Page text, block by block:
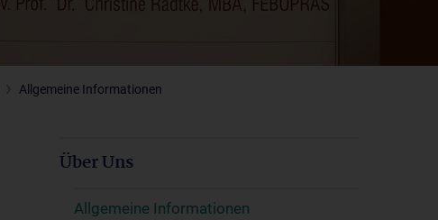
Allgemeine Informationen
Über Uns
Allgemeine Informationen